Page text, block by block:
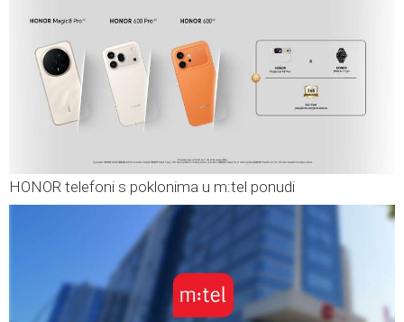
HONOR telefoni s poklonima u m:tel ponudi